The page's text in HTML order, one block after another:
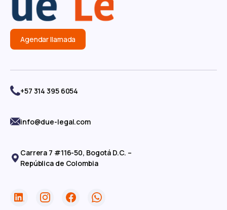
Agendar llamada
+57 314 395 6054
info@due-legal.com
Carrera 7 #116-50, Bogotá D.C. –
República de Colombia